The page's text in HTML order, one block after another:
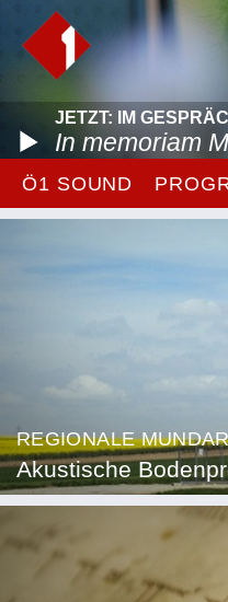
JETZT: IM
In memoriam
Ö1 SOUND
REGIONALE
Akustische